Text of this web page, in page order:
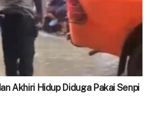
Akhiri Hidup Diduga Pakai Senpi